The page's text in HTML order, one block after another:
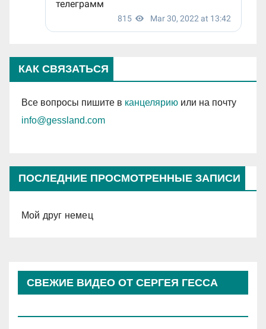
КАК СВЯЗАТЬСЯ
Все вопросы пишите в канцелярию или на почту
info@gessland.com
ПОСЛЕДНИЕ ПРОСМОТРЕННЫЕ ЗАПИСИ
Мой друг немец
СВЕЖИЕ ВИДЕО ОТ СЕРГЕЯ ГЕССА